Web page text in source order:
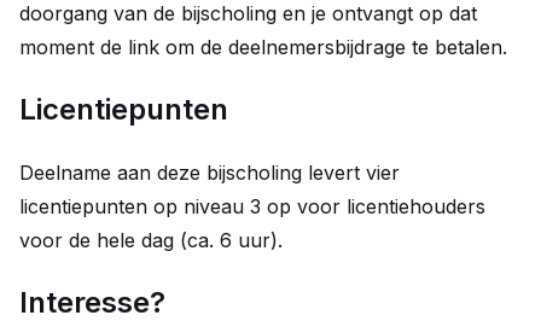
doorgang van de bijscholing en je ontvangt op dat
moment de link om de deelnemersbijdrage te betalen.
Licentiepunten
Deelname aan deze bijscholing levert vier
licentiepunten op niveau 3 op voor licentiehouders
voor de hele dag (ca. 6 uur).
Interesse?